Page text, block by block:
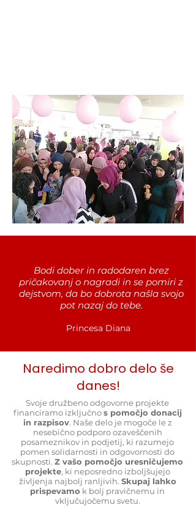
Bodi dober in radodaren brez
pričakovanj o nagradi in se pomiri z
dejstvom, da bo dobrota našla svojo
pot nazaj do tebe.
Princesa Diana
Naredimo dobro delo še
danes!
Svoje družbeno odgovorne projekte
financiramo izključnos pomočjo donacij
in razpisov. Naše delo je mogoče le z
nesebično podporo ozaveščenih
posameznikov in podjetij, ki razumejo
pomen solidarnosti in odgovornosti do
skupnosti. Z vašo pomočjo uresničujemo
projekte, ki neposredno izboljšujejo
življenja najbolj ranljivih. Skupaj lahko
prispevamo k bolj pravičnemu in
vključujočemu svetu.